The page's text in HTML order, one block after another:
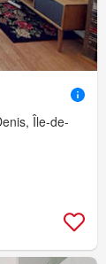
Île-de-